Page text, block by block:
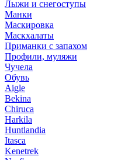
Лыжи и снегоступы
Манки
Маскировка
Маскхалаты
Приманки с запахом
Профили, муляжи
Чучела
Обувь
Aigle
Bekina
Chiruсa
Harkila
Huntlandia
Itasca
Kenetrek